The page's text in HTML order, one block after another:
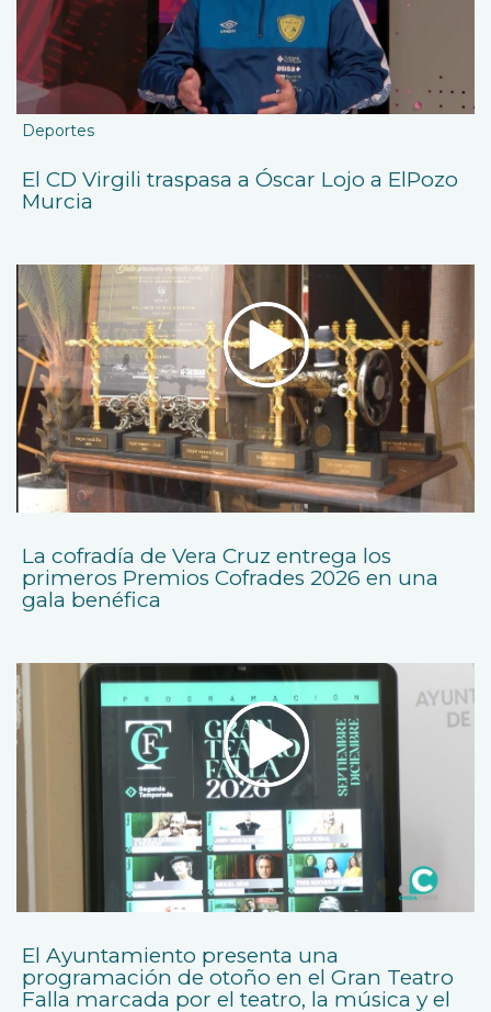
Deportes
El CD Virgili traspasa a Óscar Lojo a ElPozo
Murcia
La cofradía de Vera Cruz entrega los
primeros Premios Cofrades 2026 en una
gala benéfica
El Ayuntamiento presenta una
programación de otoño en el Gran Teatro
Falla marcada por el teatro, la música y el